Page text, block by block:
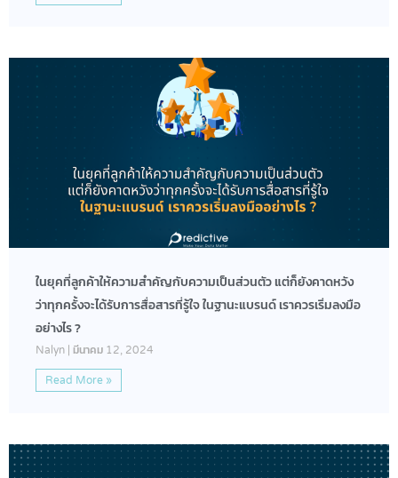
ในยุคที่ลูกค้าให้ความสำคัญกับความเป็นส่วนตัว แต่ก็ยังคาดหวัง
ว่าทุกครั้งจะได้รับการสื่อสารที่รู้ใจ ในฐานะแบรนด์ เราควรเริ่มลงมือ
อย่างไร ?
Nalyn มีนาคม 12, 2024
Read More »